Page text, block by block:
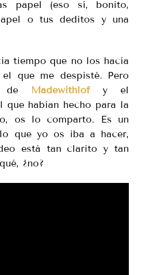
papel (eso sí, bonito,
o tus deditos y una
tiempo que no los hacía
que me despisté. Pero
de Madewithlofy el
que habían hecho para la
os lo comparto. Es un
que yo os iba a hacer,
está tan clarito y tan
¿no?